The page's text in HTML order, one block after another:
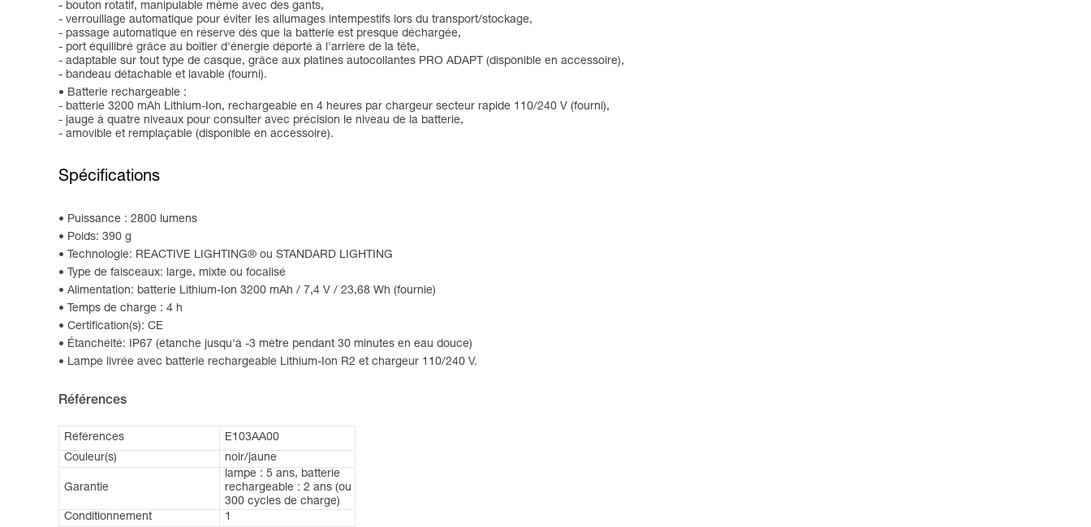
- bouton rotatif, manipulable même avec des gants,
- verrouillage automatique pour éviter les allumages intempestifs lors du transport/stockage,
- passage automatique en réserve dès que la batterie est presque déchargée,
- port équilibré grâce au boîtier d'énergie déporté à l'arrière de la tête,
- adaptable sur tout type de casque, grâce aux platines autocollantes PRO ADAPT (disponible en accessoire),
- bandeau détachable et lavable (fourni).
Batterie rechargeable :
- batterie 3200 mAh Lithium-Ion, rechargeable en 4 heures par chargeur secteur rapide 110/240 V (fourni),
- jauge à quatre niveaux pour consulter avec précision le niveau de la batterie,
- amovible et remplaçable (disponible en accessoire).
Spécifications
Puissance : 2800 lumens
Poids: 390 g
Technologie: REACTIVE LIGHTING® ou STANDARD LIGHTING
Type de faisceaux: large, mixte ou focalisé
Alimentation: batterie Lithium-Ion 3200 mAh / 7,4 V / 23,68 Wh (fournie)
Temps de charge : 4 h
Certification(s): CE
Étanchéité: IP67 (étanche jusqu'à -3 mètre pendant 30 minutes en eau douce)
Lampe livrée avec batterie rechargeable Lithium-Ion R2 et chargeur 110/240 V.
Références
Références
E103AA00
Couleur(s)
noir/jaune
Garantie
lampe : 5 ans, batterie
rechargeable : 2 ans (ou
300 cycles de charge)
Conditionnement
1